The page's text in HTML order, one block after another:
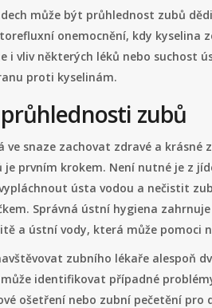
může být průhlednost zubů
onemocnění, kdy kyselina
i vliv některých léků nebo suchost
proti kyselinám.
zubů
ve snaze zachovat zdravé a
prvním krokem. Není nutné je z
ústa vodou a nečistit
Správná ústní hygiena
a ústní vody, která může pomoci
zubního lékaře alespoň
identifikovat případné
ošetření nebo zubní pečetění pro